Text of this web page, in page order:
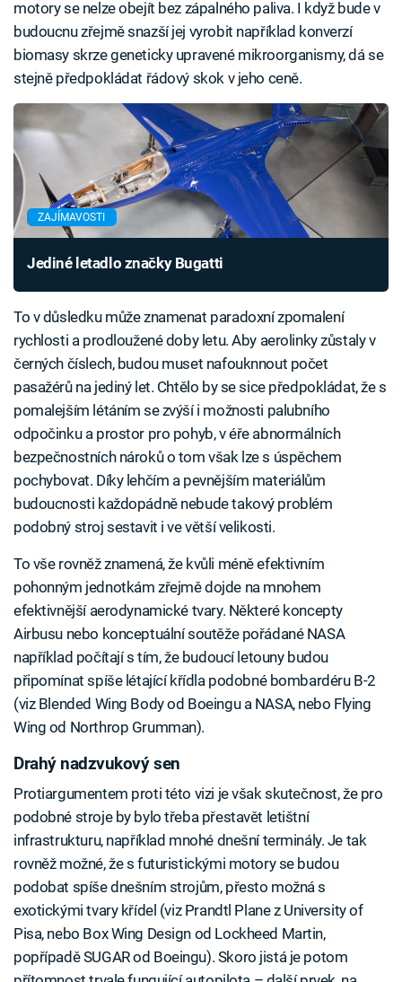
motory se nelze obejít bez zápalného paliva. I když bude v
budoucnu zřejmě snazší jej vyrobit například konverzí
biomasy skrze geneticky upravené mikroorganismy, dá se
stejně předpokládat řádový skok v jeho ceně.
ZAJÍMAVOSTI
Jediné letadlo značky Bugatti
To v důsledku může znamenat paradoxní zpomalení
rychlosti a prodloužené doby letu. Aby aerolinky zůstaly v
černých číslech, budou muset nafouknnout počet
pasažérů na jediný let. Chtělo by se sice předpokládat, že s
pomalejším létáním se zvýší i možnosti palubního
odpočinku a prostor pro pohyb, v éře abnormálních
bezpečnostních nároků o tom však lze s úspěchem
pochybovat. Díky lehčím a pevnějším materiálům
budoucnosti každopádně nebude takový problém
podobný stroj sestavit i ve větší velikosti.
To vše rovněž znamená, že kvůli méně efektivním
pohonným jednotkám zřejmě dojde na mnohem
efektivnější aerodynamické tvary. Některé koncepty
Airbusu nebo konceptuální soutěže pořádané NASA
například počítají s tím, že budoucí letouny budou
připomínat spíše létající křídla podobné bombardéru B-2
(viz Blended Wing Body od Boeingu a NASA, nebo Flying
Wing od Northrop Grumman).
Drahý nadzvukový sen
Protiargumentem proti této vizi je však skutečnost, že pro
podobné stroje by bylo třeba přestavět letištní
infrastrukturu, například mnohé dnešní terminály. Je tak
rovněž možné, že s futuristickými motory se budou
podobat spíše dnešním strojům, přesto možná s
exotickými tvary křídel (viz Prandtl Plane z University of
Pisa, nebo Box Wing Design od Lockheed Martin,
popřípadě SUGAR od Boeingu). Skoro jistá je potom